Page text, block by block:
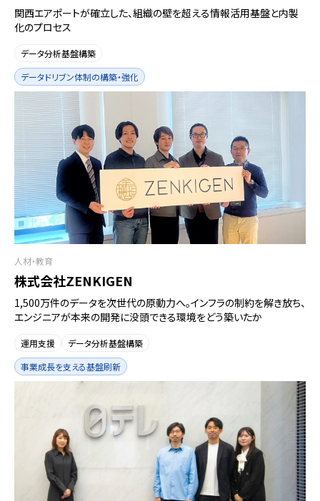
関西エアポートが確立した、組織の壁を超える情報活用基盤と内製
化のプロセス
データ分析基盤構築
データドリブン体制の構築・強化
人材・教育
株式会社ZENKIGEN
1,500万件のデータを次世代の原動力へ。インフラの制約を解き放ち、
エンジニアが本来の開発に没頭できる環境をどう築いたか
運用支援
データ分析基盤構築
事業成長を支える基盤刷新